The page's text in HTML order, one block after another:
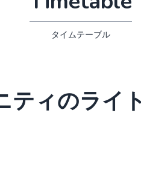
タイムテーブル
ティのライ